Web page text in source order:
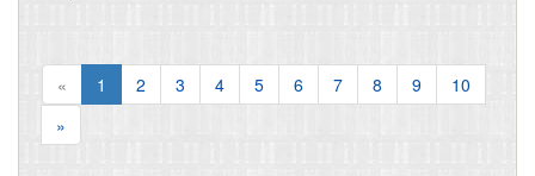
« 1 2 3 4 5 6 7 8 9
10
»